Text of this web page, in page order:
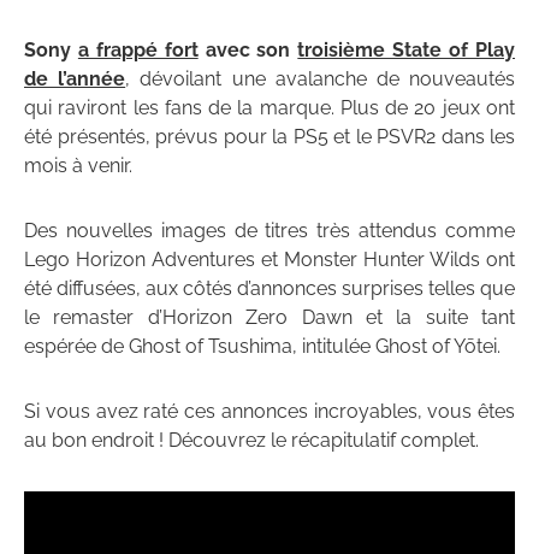
Sony a frappé fortavec sontroisième State of Play
de l’année, dévoilant une avalanche de nouveautés
qui raviront les fans de la marque. Plus de 20 jeux ont
été présentés, prévus pour la PS5 et le PSVR2 dans les
mois à venir.
Des nouvelles images de titres très attendus comme
Lego Horizon Adventures et Monster Hunter Wilds ont
été diffusées, aux côtés d’annonces surprises telles que
le remaster d’Horizon Zero Dawn et la suite tant
espérée de Ghost of Tsushima, intitulée Ghost of Yōtei.
Si vous avez raté ces annonces incroyables, vous êtes
au bon endroit ! Découvrez le récapitulatif complet.